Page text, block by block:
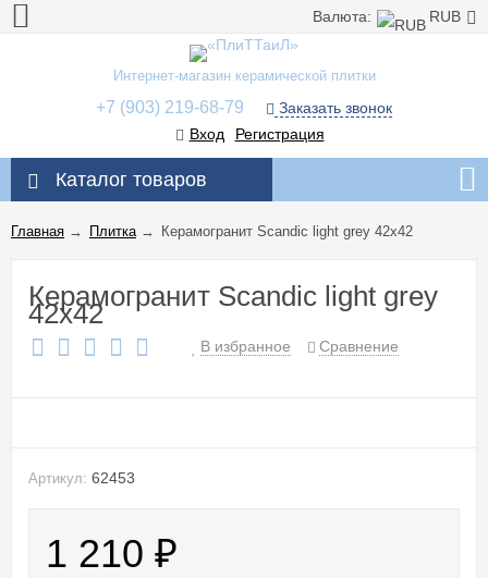
Валюта: RUB
Интернет-магазин керамической плитки
+7 (903) 219-68-79
Заказать звонок
Вход
Регистрация
Каталог товаров
Главная → Плитка→ Керамогранит Scandic light grey 42x42
Керамогранит Scandic light grey
42x42
В избранное Сравнение
Артикул: 62453
1 210 ₽